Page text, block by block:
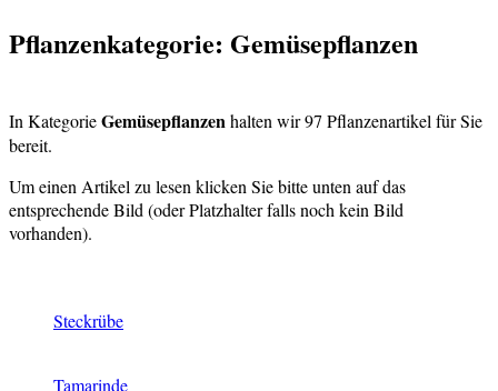
Pflanzenkategorie: Gemüsepflanzen
In KategorieGemüsepflanzenhalten wir 97 Pflanzenartikel für Sie
bereit.
Um einen Artikel zu lesen klicken Sie bitte unten auf das
entsprechende Bild (oder Platzhalter falls noch kein Bild
vorhanden).
Steckrübe
Tamarinde